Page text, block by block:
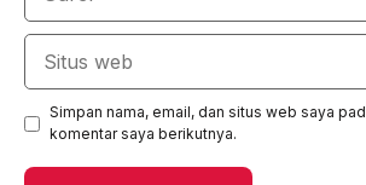
Simpan nama, email, dan situs web saya
komentar saya berikutnya.